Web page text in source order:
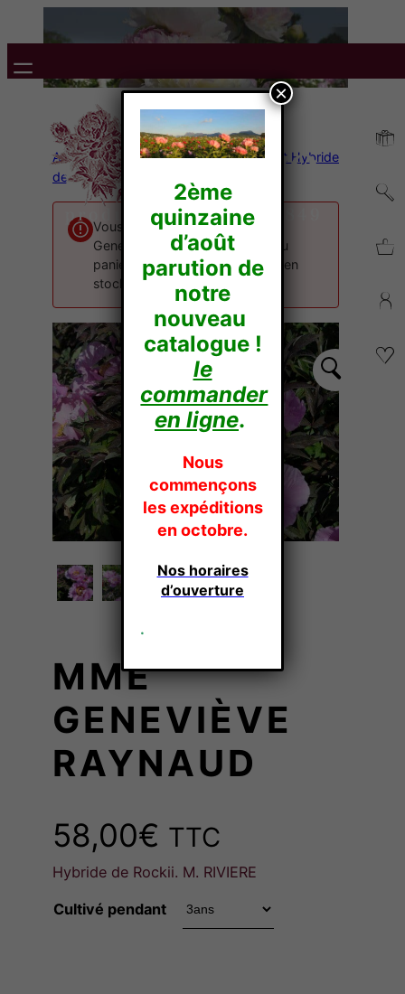
Accueil/Pivoines Arbustives/Rockii et Hybride
de Rockii/ Mme Geneviève RAYNAUD
Vous ne pouvez ajouter "Mme
Geneviève RAYNAUD - 3ans" au
panier car nous n’en avons plus en
stock.
MME
GENEVIÈVE
RAYNAUD
58,00€ TTC
Hybride de Rockii. M. RIVIERE
Cultivé pendant
2ème
quinzaine
d’août
parution de
notre
nouveau
catalogue !
le
commander
en ligne.
Nous
commençons
les expéditions
en octobre.
Nos horaires
d’ouverture
.
×